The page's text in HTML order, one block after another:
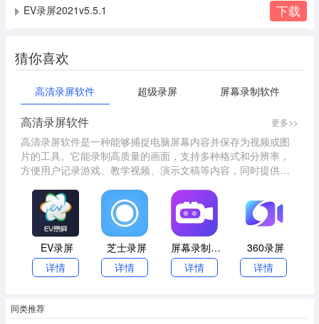
EV录屏2021v5.5.1 下载
猜你喜欢
高清录屏软件 超级录屏 屏幕录制软件
高清录屏软件 更多>>
高清录屏软件是一种能够捕捉电脑屏幕内容并保存为视频或图
片的工具。它能录制高质量的画面，支持多种格式和分辨率，
方便用户记录游戏、教学视频、演示文稿等内容，同时提供一
收录了高清录屏软件的相关内容，提供相关软件下载，望能助
您提升效率，快速解决遇到的难题！
EV录屏
详情
芝士录屏
详情
屏幕录制软件
详情
360录屏
详情
同类推荐